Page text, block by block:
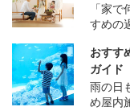
「家
すめの
おすす
ガイド
雨の日
め屋内